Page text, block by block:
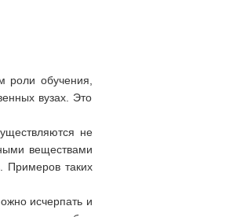
роли обучения,
вузах. Это
не
веществами
Примеров таких
исчерпать и